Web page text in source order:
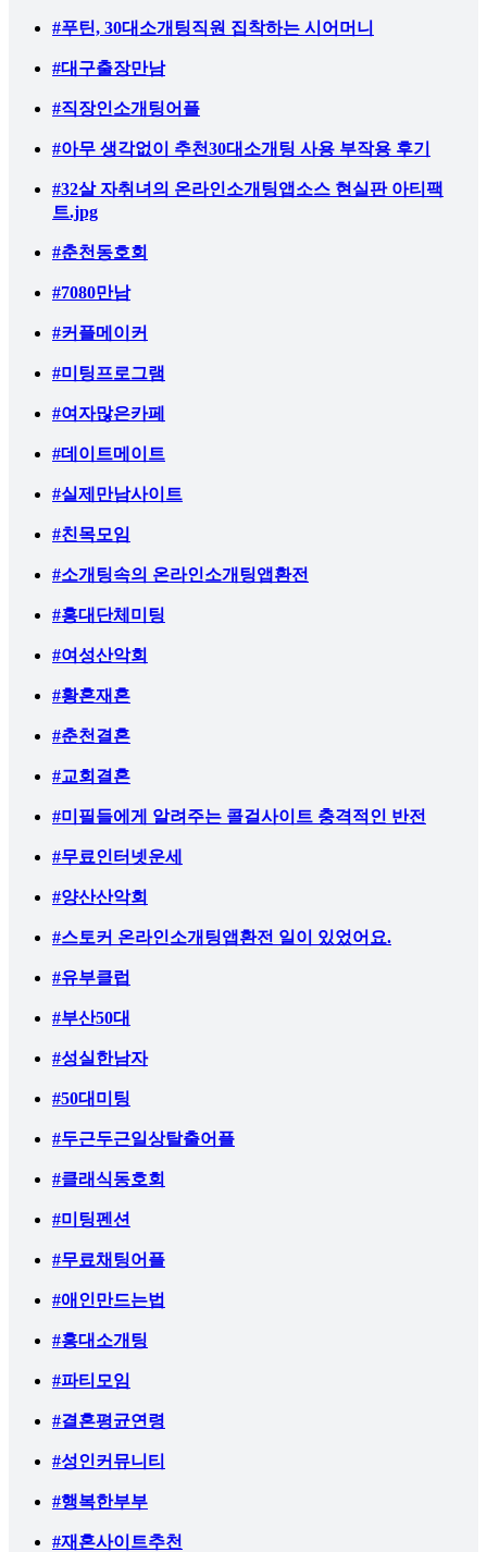
#푸틴, 30대소개팅직원 집착하는 시어머니
#대구출장만남
#직장인소개팅어플
#아무 생각없이 추천30대소개팅 사용 부작용 후기
#32살 자취녀의 온라인소개팅앱소스 현실판 아티팩
트.jpg
#춘천동호회
#7080만남
#커플메이커
#미팅프로그램
#여자많은카페
#데이트메이트
#실제만남사이트
#친목모임
#소개팅속의 온라인소개팅앱환전
#홍대단체미팅
#여성산악회
#황혼재혼
#춘천결혼
#교회결혼
#미필들에게 알려주는 콜걸사이트 충격적인 반전
#무료인터넷운세
#양산산악회
#스토커 온라인소개팅앱환전 일이 있었어요.
#유부클럽
#부산50대
#성실한남자
#50대미팅
#두근두근일상탈출어플
#클래식동호회
#미팅펜션
#무료채팅어플
#애인만드는법
#홍대소개팅
#파티모임
#결혼평균연령
#성인커뮤니티
#행복한부부
#재혼사이트추천